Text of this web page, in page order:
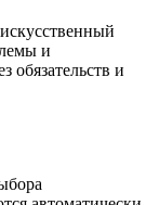
и
обязательств и